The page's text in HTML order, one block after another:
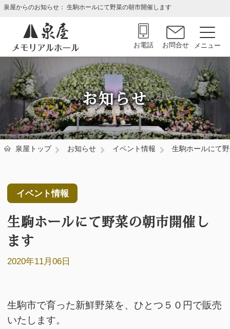
泉屋からのお知らせ： 生駒ホールにて野菜の朝市開催します
お電話 お問合せ
お知らせ
泉屋トップ お知らせ イベント情報 生駒ホールにて
イベント情報
生駒ホールにて野菜の朝市開催し
ます
2020年11月06日
生駒市で育った新鮮野菜を、ひとつ５０円で販売
いたします。